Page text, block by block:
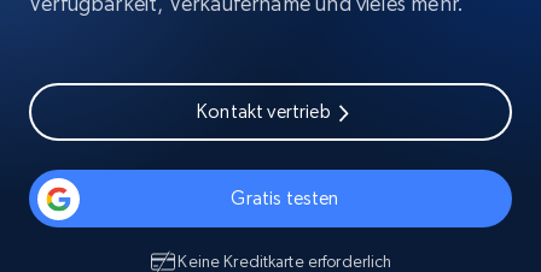
Kontakt vertrieb
Gratis testen
Keine Kreditkarte erforderlich